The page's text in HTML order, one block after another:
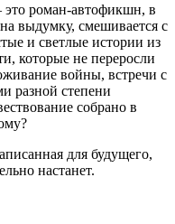
роман-автофикшн, в
выдумку, смешивается с
и светлые истории из
которые не переросли
войны, встречи с
разной степени
собрано в
для будущего,
настанет.